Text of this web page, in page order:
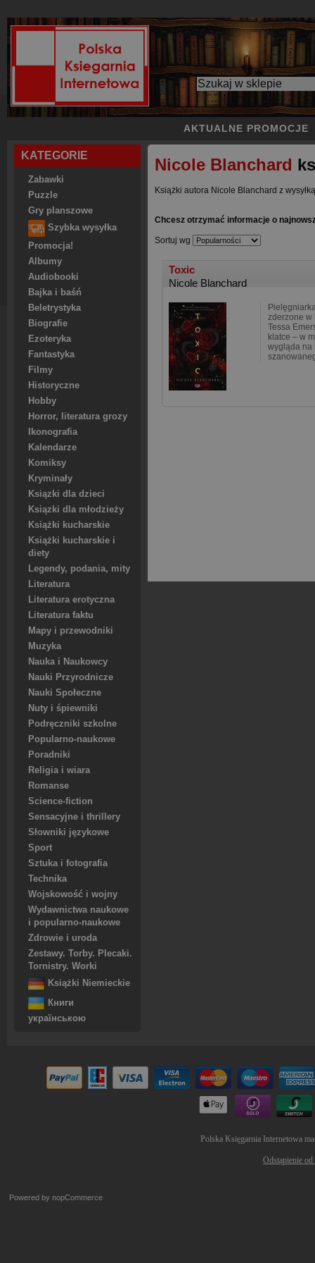
AKTUALNE PROMOCJE
KATEGORIE
Zabawki
Puzzle
Gry planszowe
Szybka wysyłka
Promocja!
Albumy
Audiobooki
Bajka i baśń
Beletrystyka
Biografie
Ezoteryka
Fantastyka
Filmy
Historyczne
Hobby
Horror, literatura grozy
Ikonografia
Kalendarze
Komiksy
Kryminały
Ksiązki dla dzieci
Ksiązki dla młodzieży
Książki kucharskie
Książki kucharskie i
diety
Legendy, podania, mity
Literatura
Literatura erotyczna
Literatura faktu
Mapy i przewodniki
Muzyka
Nauka i Naukowcy
Nauki Przyrodnicze
Nauki Społeczne
Nuty i śpiewniki
Podręczniki szkolne
Popularno-naukowe
Poradniki
Religia i wiara
Romanse
Science-fiction
Sensacyjne i thrillery
Słowniki językowe
Sport
Sztuka i fotografia
Technika
Wojskowość i wojny
Wydawnictwa naukowe
i popularno-naukowe
Zdrowie i uroda
Zestawy. Torby. Plecaki.
Tornistry. Worki
Książki Niemieckie
Книги
українською
Nicole Blanchard
Książki autora Nicole Blanchard z
Chcesz otrzymać informacje o
Sortuj wg
Toxic
Nicole Blanchard
zderzone w
Tessa
klatce – w
wygląda na
Polska Księgarnia Internetowa
Odstąpienie
Powered by nopCommerce